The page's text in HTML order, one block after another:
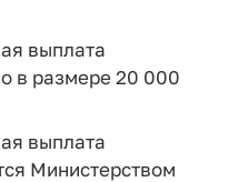
выплата
в размере 20 000
выплата
Министерством